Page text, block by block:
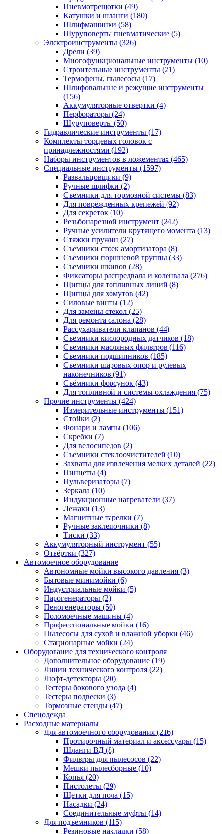
Пневмотрещотки (49)
Катушки и шланги (180)
Шлифмашинки (58)
Шуруповерты пневматические (5)
Электроинструменты (326)
Дрели (39)
Многофункциональные инструменты (10)
Строительные инструменты (21)
Термофены, пылесосы (17)
Шлифовальные и режущие инструменты
(156)
Аккумуляторные отвертки (4)
Перфораторы (24)
Шуруповерты (50)
Гидравлические инструменты (17)
Комплекты торцевых головок с
принадлежностями (192)
Наборы инструментов в ложементах (465)
Специальные инструменты (1597)
Развальцовщики (9)
Ручные шлифки (2)
Съемники для тормозной системы (83)
Для поврежденных крепежей (92)
Для секреток (10)
Резьбонарезной инструмент (242)
Ручные усилители крутящего момента (13)
Стяжки пружин (27)
Съемники стоек амортизатора (8)
Съемники поршневой группы (33)
Съемники шкивов (28)
Фиксаторы распредвала и коленвала (276)
Щипцы для топливных линий (8)
Щипцы для хомутов (42)
Силовые винты (12)
Для замены стекол (25)
Для ремонта салона (28)
Рассухариватели клапанов (44)
Съемники кислородных датчиков (18)
Съемники масляных фильтров (116)
Съемники подшипников (185)
Съемники шаровых опор и рулевых
наконечников (91)
Съёмники форсунок (43)
Для топливной и системы охлаждения (75)
Прочие инструменты (424)
Измерительные инструменты (151)
Стойки (2)
Фонари и лампы (106)
Скребки (7)
Для велосипедов (2)
Съемники стеклоочистителей (10)
Захваты для извлечения мелких деталей (22)
Пинцеты (4)
Пульверизаторы (7)
Зеркала (10)
Индукционные нагреватели (37)
Лежаки (13)
Магнитные тарелки (7)
Ручные заклепочники (8)
Тиски (33)
Аккумуляторный инструмент (55)
Отвёртки (327)
Автомоечное оборудование
Автономные мойки высокого давления (3)
Бытовые минимойки (6)
Индустриальные мойки (5)
Парогенераторы (2)
Пеногенераторы (50)
Поломоечные машины (4)
Профессиональные мойки (16)
Пылесосы для сухой и влажной уборки (46)
Стационарные мойки (24)
Оборудование для технического контроля
Дополнительное оборудование (19)
Линии технического контроля (22)
Люфт-детекторы (20)
Тестеры бокового увода (4)
Тестеры подвески (3)
Тормозные стенды (47)
Спецодежда
Расходные материалы
Для автомоечного оборудования (216)
Протирочный материал и аксессуары (15)
Шланги ВД (8)
Фильтры для пылесосов (22)
Мешки пылесборные (10)
Копья (20)
Пистолеты (29)
Щетки для пола (15)
Насадки (24)
Соединительные муфты (14)
Для подъемников (115)
Резиновые накладки (58)